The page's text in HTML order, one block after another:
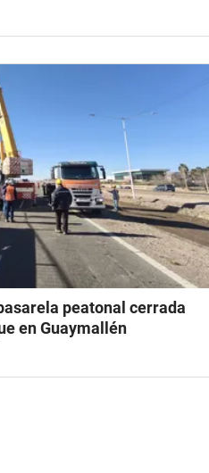
peatonal cerrada
en Guaymallén